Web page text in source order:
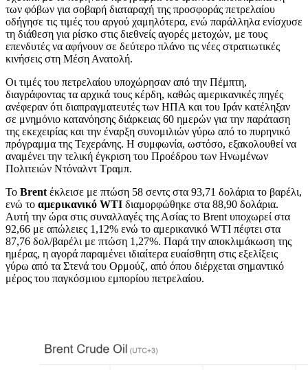
των φόβων για σοβαρή διαταραχή της προσφοράς πετρελαίου
οδήγησε τις τιμές του αργού χαμηλότερα, ενώ παράλληλα ενίσχυσε
τη διάθεση για ρίσκο στις διεθνείς αγορές μετοχών, με τους
επενδυτές να αφήνουν σε δεύτερο πλάνο τις νέες στρατιωτικές
κινήσεις στη Μέση Ανατολή.
Οι τιμές του πετρελαίου υποχώρησαν από την Πέμπτη,
διαγράφοντας τα αρχικά τους κέρδη, καθώς αμερικανικές πηγές
ανέφεραν ότι διαπραγματευτές των ΗΠΑ και του Ιράν κατέληξαν
σε μνημόνιο κατανόησης διάρκειας 60 ημερών για την παράταση
της εκεχειρίας και την έναρξη συνομιλιών γύρω από το πυρηνικό
πρόγραμμα της Τεχεράνης. Η συμφωνία, ωστόσο, εξακολουθεί να
αναμένει την τελική έγκριση του Προέδρου των Ηνωμένων
Πολιτειών Ντόναλντ Τραμπ.
Το Brent έκλεισε με πτώση 58 σεντς στα 93,71 δολάρια το βαρέλι,
ενώ το αμερικανικό WTI διαμορφώθηκε στα 88,90 δολάρια.
Αυτή την ώρα στις συναλλαγές της Ασίας το Brent υποχωρεί στα
92,66 με απώλειες 1,12% ενώ το αμερικανικό WTI πέφτει στα
87,76 δολ/βαρέλι με πτώση 1,27%. Παρά την αποκλιμάκωση της
ημέρας, η αγορά παραμένει ιδιαίτερα ευαίσθητη στις εξελίξεις
γύρω από τα Στενά του Ορμούζ, από όπου διέρχεται σημαντικό
μέρος του παγκόσμιου εμπορίου πετρελαίου.